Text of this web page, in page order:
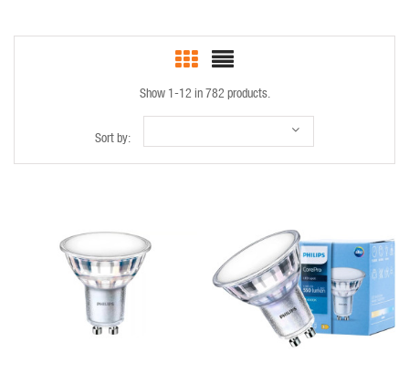
Show 1-12 in 782 products.
Sort by:
QUICK VIEW QUICK VIEW